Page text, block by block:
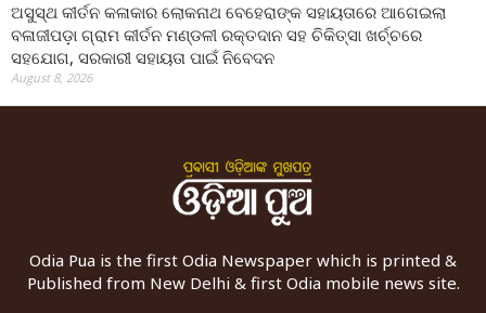
ଅସୁସ୍ଥ କୀର୍ତନ କଳାକାର ଲୋକନାଥ ବେହେରାଙ୍କ ସହାୟତାରେ ଆଗେଇଲା
ବଳାଜୀପଡ଼ା ଗ୍ରାମ କୀର୍ତନ ମଣ୍ଡଳୀ ରକ୍ତଦାନ ସହ ଚିକିତ୍ସା ଖର୍ଚ୍ଚରେ
ସହଯୋଗ, ସରକାରୀ ସହାୟତା ପାଇଁ ନିବେଦନ
August 8, 2026
Odia Pua is the first Odia Newspaper which is printed &
Published from New Delhi & first Odia mobile news site.